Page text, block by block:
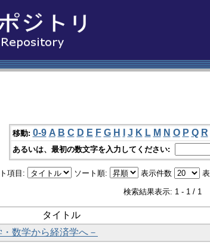
移動: 0-9 A B C D E F G H J K L M N O P Q R
あるいは、最初の数文字を入力してください:
項目: ソート順: 表示件数
検索結果表示: 1 - 1 / 1
タイトル
数学から経済学へ－